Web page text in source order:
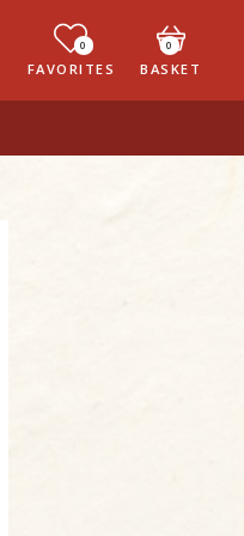
0
FAVORITES
0
BASKET